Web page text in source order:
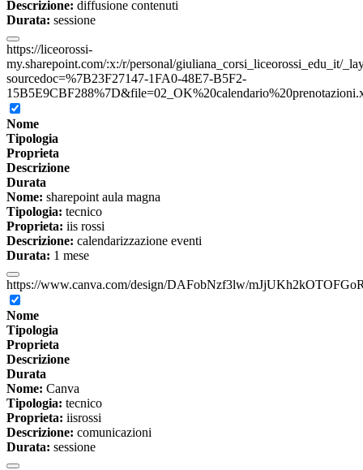
Descrizione: diffusione contenuti
Durata: sessione
https://liceorossi-
my.sharepoint.com/:x:/r/personal/giuliana_corsi_liceorossi_edu_it/
sourcedoc=%7B23F27147-1FA0-48E7-B5F2-
Nome
Tipologia
Proprieta
Descrizione
Durata
Nome: sharepoint aula magna
Tipologia: tecnico
Proprieta: iis rossi
Descrizione: calendarizzazione eventi
Durata: 1 mese
https://www.canva.com/design/DAFobNzf3lw/
Nome
Tipologia
Proprieta
Descrizione
Durata
Nome: Canva
Tipologia: tecnico
Proprieta: iisrossi
Descrizione: comunicazioni
Durata: sessione